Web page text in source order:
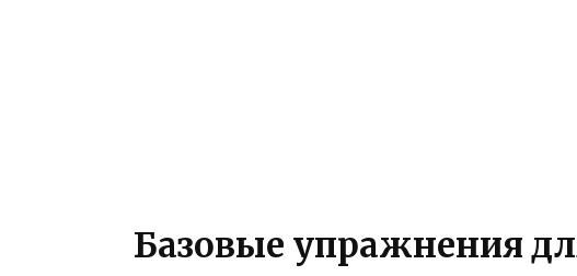
Базовые упражнения